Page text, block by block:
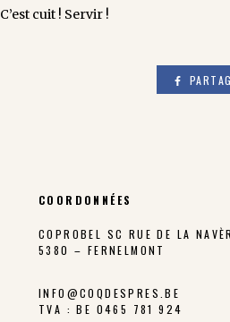
C’est cuit ! Servir !
COORDONNÉES
COPROBEL SC RUE DE LA
5380 – FERNELMONT
INFO@COQDESPRES.BE
TVA : BE 0465 781 924